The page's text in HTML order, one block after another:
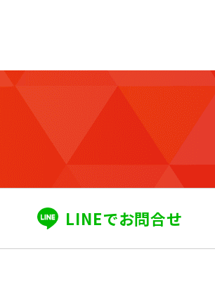
LINEでお問合せ